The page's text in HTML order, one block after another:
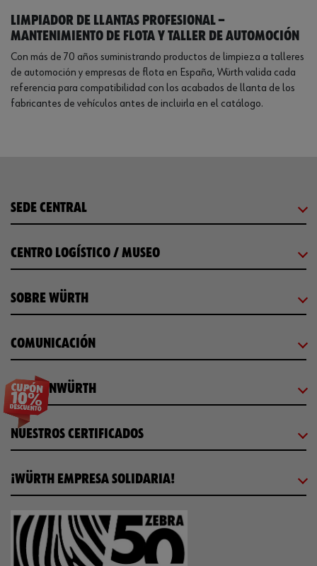
Limpiador de llantas profesional —
mantenimiento de flota y taller de automoción
Con más de 70 años suministrando productos de limpieza a talleres
de automoción y empresas de flota en España, Würth valida cada
referencia para compatibilidad con los acabados de llanta de los
fabricantes de vehículos antes de incluirla en el catálogo.
SEDE CENTRAL
CENTRO LOGÍSTICO / MUSEO
SOBRE WÜRTH
COMUNICACIÓN
WORKINWÜRTH
NUESTROS CERTIFICADOS
¡WÜRTH EMPRESA SOLIDARIA!